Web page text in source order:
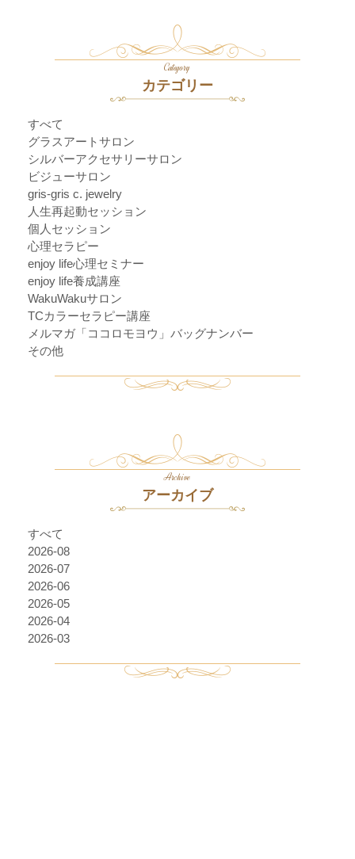
Category
カテゴリー
すべて
グラスアートサロン
シルバーアクセサリーサロン
ビジューサロン
gris-gris c. jewelry
人生再起動セッション
個人セッション
心理セラピー
enjoy life心理セミナー
enjoy life養成講座
WakuWakuサロン
TCカラーセラピー講座
メルマガ「ココロモヨウ」バッグナンバー
その他
Archive
アーカイブ
すべて
2026-08
2026-07
2026-06
2026-05
2026-04
2026-03